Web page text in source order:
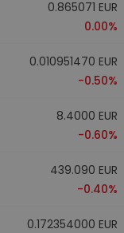
0.865071 EUR
0.00%
0.010951470 EUR
-0.50%
8.4000 EUR
-0.60%
439.090 EUR
-0.40%
0.172354000 EUR